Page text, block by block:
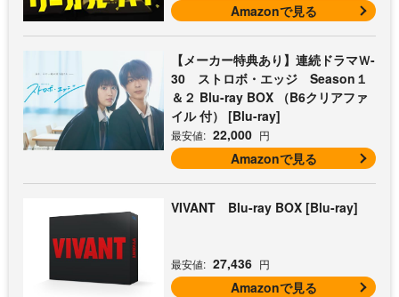
Amazonで見る
【メーカー特典あり】連続ドラマＷ-
30 ストロボ・エッジ Season１
＆２ Blu-ray BOX （B6クリアファ
イル 付） [Blu-ray]
最安値: 22,000 円
Amazonで見る
VIVANT Blu-ray BOX [Blu-ray]
最安値: 27,436 円
Amazonで見る